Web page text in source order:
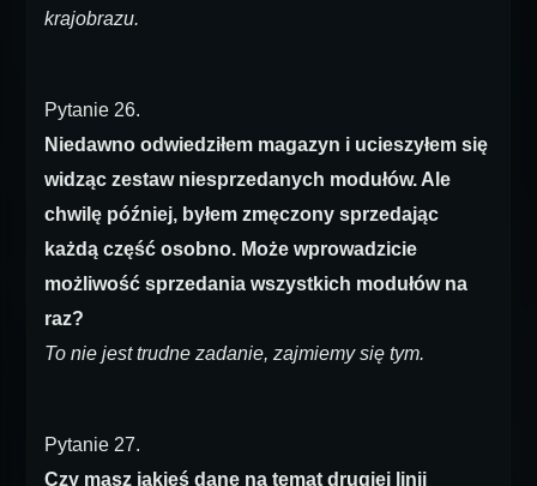
krajobrazu.
Pytanie 26.
Niedawno odwiedziłem magazyn i ucieszyłem się
widząc zestaw niesprzedanych modułów. Ale
chwilę później, byłem zmęczony sprzedając
każdą część osobno. Może wprowadzicie
możliwość sprzedania wszystkich modułów na
raz?
To nie jest trudne zadanie, zajmiemy się tym.
Pytanie 27.
Czy masz jakieś dane na temat drugiej linii